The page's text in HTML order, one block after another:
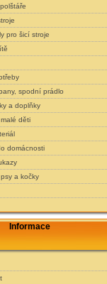
pro šicí stroje
spodní prádlo
a doplňky
děti
domácnosti
a kočky
Informace